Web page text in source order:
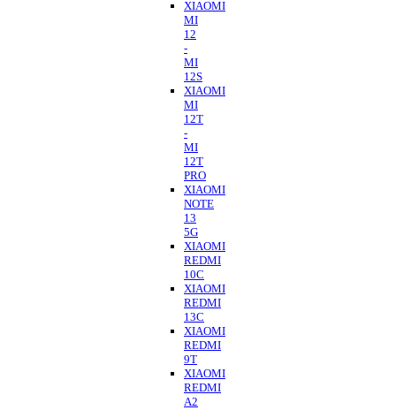
XIAOMI
MI
12
-
MI
12S
XIAOMI
MI
12T
-
MI
12T
PRO
XIAOMI
NOTE
13
5G
XIAOMI
REDMI
10C
XIAOMI
REDMI
13C
XIAOMI
REDMI
9T
XIAOMI
REDMI
A2